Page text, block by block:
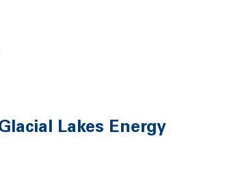
Lakes Energy